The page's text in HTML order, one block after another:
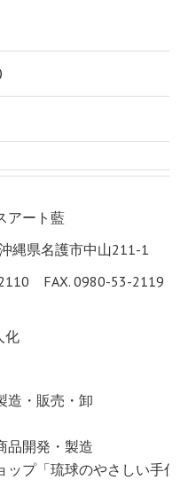
アート藍
縄県名護市中山211-1
FAX. 0980-53-2119
化
造・販売・卸
品開発・製造
ップ「琉球のやさしい手仕